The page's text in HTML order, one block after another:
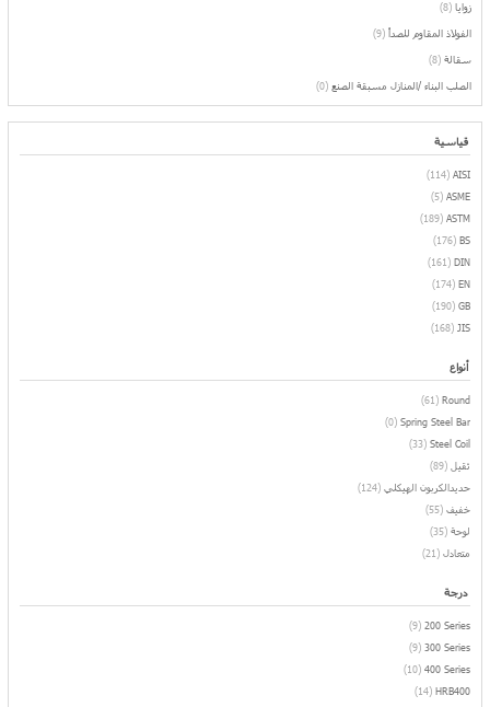
زوايا (8)
الفولاذ المقاوم للصدأ (9)
سقالة (8)
الصلب البناء /المنازل مسبقة الصنع (0)
قياسية
AISI
(114)
ASME
(5)
ASTM
(189)
BS
(176)
DIN
(161)
EN
(174)
GB
(190)
JIS
(168)
أنواع
Round
(61)
Spring Steel Bar
(0)
Steel Coil
(33)
ثقيل
(89)
حديدالكربون الهيكلي (124)
خفيف (55)
لوحة (35)
متعادل (21)
درجة
200 Series
(9)
300 Series
(9)
400 Series
(10)
HRB400
(14)